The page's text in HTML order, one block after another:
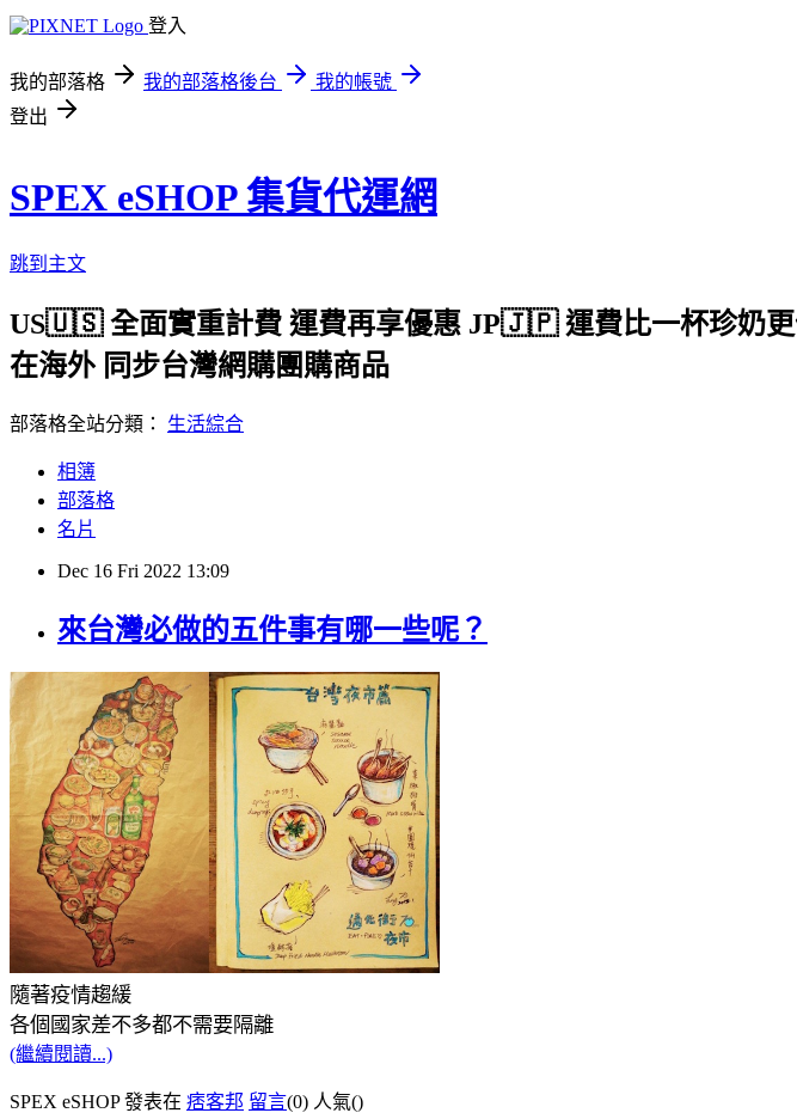
登入
我的部落格 我的部落格後台
我的帳號
登出
SPEX eSHOP 集貨代運網
跳到主文
US🇺🇸 全面實重計費 運費再享優惠 JP🇯🇵 運費比一杯珍奶
在海外 同步台灣網購團購商品
部落格全站分類： 生活綜合
相簿
部落格
名片
Dec 16 Fri 2022 13:09
來台灣必做的五件事有哪一些呢？
隨著疫情趨緩
各個國家差不多都不需要隔離
(繼續閱讀...)
SPEX eSHOP 發表在 痞客邦 留言(0) 人氣()